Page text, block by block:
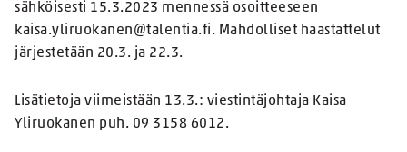
sähköisesti 15.3.2023 mennessä osoitteeseen
kaisa.yliruokanen@talentia.fi. Mahdolliset haastattelut
järjestetään 20.3. ja 22.3.
Lisätietoja viimeistään 13.3.: viestintäjohtaja Kaisa
Yliruokanen puh. 09 3158 6012.